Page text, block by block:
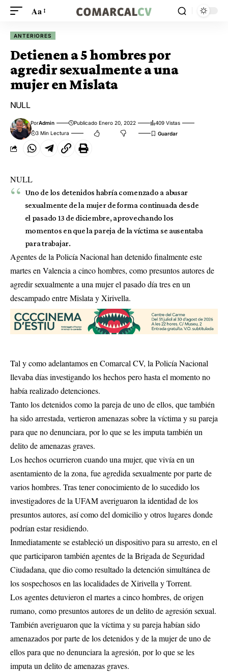
Aa
ANTERIORES
Detienen a 5 hombres por
agredir sexualmente a una
mujer en Mislata
NULL
PorAdmin Publicado Enero 20, 2022
409 Vistas
3 Min Lectura
NULL
Uno de los detenidos habría comenzado a abusar
sexualmente de la mujer de forma continuada desde
el pasado 13 de diciembre, aprovechando los
momentos en que la pareja de la víctima se ausentaba
para trabajar.
Agentes de la Policía Nacional han detenido finalmente este
martes en Valencia a cinco hombres, como presuntos autores de
agredir sexualmente a una mujer el pasado día tres en un
descampado entre Mislata y Xirivella.
Tal y comoadelantamos en Comarcal CV, la Policía Nacional
llevaba días investigando los hechospero hasta el momento no
había realizado detenciones.
Tanto los detenidos como la pareja de uno de ellos, que también
ha sido arrestada, vertieron amenazas sobre la víctima y su pareja
para que no denunciara, por lo que se les imputa también un
delito de amenazas graves.
Los hechos ocurrieron cuando una mujer, que vivía en un
asentamiento de la zona, fue agredida sexualmente por parte de
varios hombres. Tras tener conocimiento de lo sucedido los
investigadores de la UFAM averiguaron la identidad de los
presuntos autores, así como del domicilio y otros lugares donde
podrían estar residiendo.
Inmediatamente se estableció un dispositivo para su arresto, en el
que participaron también agentes de la Brigada de Seguridad
Ciudadana, que dio como resultado la detención simultánea de
los sospechosos en las localidades de Xirivella y Torrent.
Los agentes detuvieron el martes a cinco hombres, de origen
rumano, como presuntos autores de un delito de agresión sexual.
También averiguaron que la víctima y su pareja habían sido
amenazados por parte de los detenidos y de la mujer de uno de
ellos para que no denunciara la agresión, por lo que se les
imputa un delito de amenazas graves.